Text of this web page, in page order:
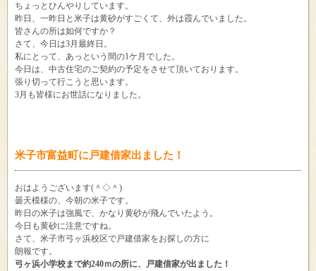
ちょっとひんやりしています。
昨日、一昨日と米子は黄砂がすごくて、外は霞んでいました。
皆さんの所は如何ですか？
さて、今日は3月最終日。
私にとって、あっという間の1ケ月でした。
今日は、中古住宅のご契約の予定をさせて頂いております。
張り切って行こうと思います。
3月も皆様にお世話になりました。
米子市富益町に戸建借家出ました！
おはようございます(＾◇＾)
曇天模様の、今朝の米子です。
昨日の米子は強風で、かなり黄砂が飛んでいたよう。
今日も黄砂に注意ですね。
さて、米子市弓ヶ浜校区で戸建借家をお探しの方に
朗報です。
弓ヶ浜小学校まで約240ｍの所に、戸建借家が出ました！